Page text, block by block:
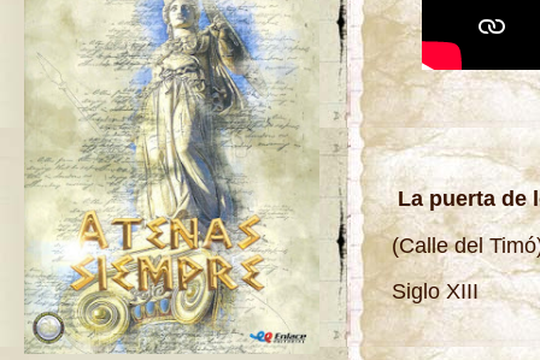
La puerta de
(Calle del
Siglo XIII